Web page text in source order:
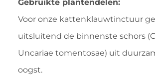
Gebruikte plantendelen:
Voor onze kattenklauwtinctuur
uitsluitend de binnenste schors
Uncariae tomentosae) uit
oogst.